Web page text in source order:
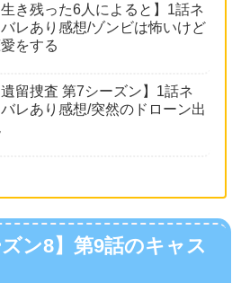
生き残った6人によると】1話ネ
バレあり感想/ゾンビは怖いけど
をする
遺留捜査 第7シーズン】1話ネ
レあり感想/突然のドローン出
ズン8】第9話のキャス